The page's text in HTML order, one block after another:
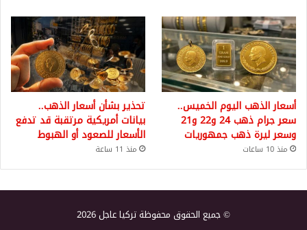
أسعار الذهب اليوم الخميس..
سعر جرام ذهب 24 و22 و21
وسعر ليرة ذهب جمهوريات
منذ 10 ساعات
تحذير بشأن أسعار الذهب..
بيانات أمريكية مرتقبة قد تدفع
الأسعار للصعود أو الهبوط
منذ 11 ساعة
© جميع الحقوق محفوظة تركيا عاجل 2026